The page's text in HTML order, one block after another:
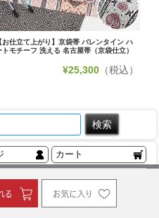
お仕立て上がり】京袋帯 バレンタイン ハ
トモチーフ 洗える 名古屋帯（京袋仕立）
¥25,300（税込）
カート